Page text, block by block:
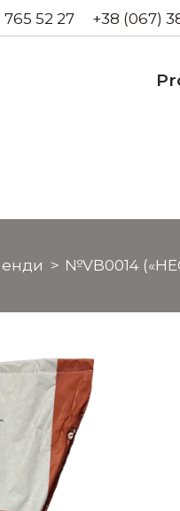
52 27 +38 (067)
№VB0014